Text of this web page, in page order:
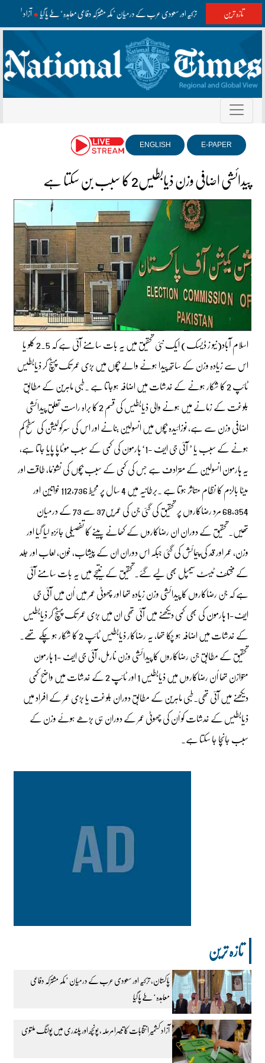
تازہ ترین پاکستان، ترکیہ اور سعودی عرب کے درمیان ’مکہ مشترکہ دفاعی معاہدہ‘ طے پا گیا آزاد
E-PAPER
ENGLISH
پیدائشی اضافی وزن ذیابطیس2 کا سبب بن سکتا ہے
اسلام آباد(نیو ز ڈیسک) ایک نئی تحقیق میں یہ بات سامنے آئی ہے کہ 2.5 کلو یا
اس سے زیادہ وزن کے ساتھ پیدا ہونے والے بچوں میں بڑی عمر تک پہنچ کر ذیابطیس
ٹائپ 2 کا شکار ہونے کے خدشات میں اضافہ ہوجاتا ہے ۔طبی ماہرین کے مطابق
بلوغت کے زمانے میں ہونے والی ذیابطیس کی قسم 2 کا براہ راست تعلق پیدائشی
اضافی وزن سے ہے، نوزائیدہ بچوں میں انسولین بنانے اور اس کی سرکولیشن کی سطح کم
ہونے کے سبب یا ’ آئی جی ایف -1‘ ہارمون کی کمی کے سبب موٹاپا پایا جاتا ہے،
یہ ہارمون انسولین کے مترادف ہے جس کی کمی کے سبب بچوں کی نشونما، طاقت اور
میٹا بالزم کا نظام متاثر ہوتا ہے ۔برطانیہ میں 4 سال پر محیط 112,736 خواتین اور
68,354 مرد رضاکاروں پر تحقیق کی گئی جن کی عمریں37 سے 73 کے درمیان
تھیں۔تحقیق کے دوران ان رضاکاروں کے کھانے پینے کا تفصیلی جائزہ لیا گیا اور
وزن، عمر اور قد کی پیمائش کی گئی جبکہ اس دوران ان کے پیشاب، خون، لعاب اور جِلد
کے مختلف ٹیسٹ سیمپل بھی لیے گئے۔تحقیق کے نتیجے میں یہ بات سامنے آئی
ہے کہ جن رضاکاروں کا پیدائشی وزن زیادہ تھا اور چھوٹی عمر میں اُن میں آئی جی
ایف-1 ہارمون کی بھی کمی دیکھنے میں آئی تھی ان میں بڑی عمر تک پہنچ کر ذیابطیس
کے خدشات میں اضافہ ہو چکا تھا، یہ رضاکار ذیابطیس ٹائپ 2 کا شکار ہو چکے تھے۔
تحقیق کے مطابق جن رضاکاروں کا پیدائشی وزن نارمل، آئی جی ایف -1 ہارمون
متوازن تھا اُن رضاکاروں میں ذیابطیس 1 اور ٹائپ 2 کے خدشات میں واضح کمی
دیکھنے میں آئی تھی۔طبی ماہرین کے مطابق دوران بلوغت یا بڑی عمر کے افراد میں
ذیابطیس کے خدشات کو اُن کی چھوٹی عمر کے دوران ہی بڑھے ہوئے وزن کے
سبب جانچا جا سکتا ہے۔
تازہ ترین
پاکستان، ترکیہ اور سعودی عرب کے درمیان ’مکہ مشترکہ دفاعی
معاہدہ‘ طے پا گیا
آزاد کشمیر انتخابات کا تیسرا مرحلہ، پونچھ اور پلندری میں پولنگ ملتوی